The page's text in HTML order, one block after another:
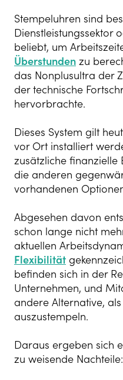
Stempeluhren sind
Dienstleistungssektor
beliebt, um
Überstunden zu
das Nonplusultra der
der technische
hervorbrachte.
Dieses System gilt
vor Ort installiert
zusätzliche finanzielle
die anderen
vorhandenen
Abgesehen davon
schon lange nicht
aktuellen
Flexibilität
befinden sich in der
Unternehmen, und
andere Alternative,
auszustempeln.
Daraus ergeben sich
zu weisende Nachteile: